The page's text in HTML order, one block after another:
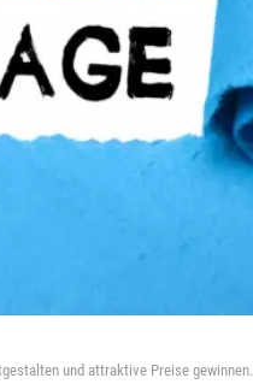
und attraktive Preise gewinnen.